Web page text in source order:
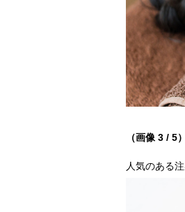
（画像 3 / 5）
人気のある